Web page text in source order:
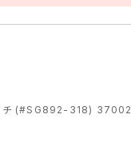
ンチ (#SG892-318) 37002